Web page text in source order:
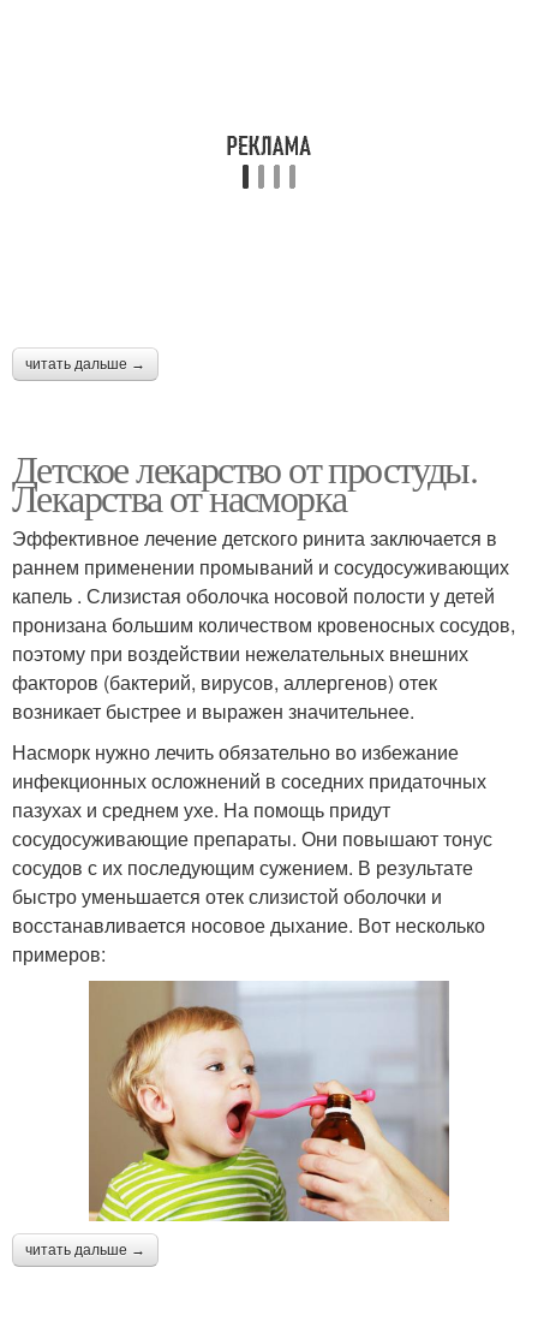
читать дальше →
Детское лекарство от простуды.
Лекарства от насморка
Эффективное лечение детского ринита заключается в
раннем применении промываний и сосудосуживающих
капель . Слизистая оболочка носовой полости у детей
пронизана большим количеством кровеносных сосудов,
поэтому при воздействии нежелательных внешних
факторов (бактерий, вирусов, аллергенов) отек
возникает быстрее и выражен значительнее.
Насморк нужно лечить обязательно во избежание
инфекционных осложнений в соседних придаточных
пазухах и среднем ухе. На помощь придут
сосудосуживающие препараты. Они повышают тонус
сосудов с их последующим сужением. В результате
быстро уменьшается отек слизистой оболочки и
восстанавливается носовое дыхание. Вот несколько
примеров:
читать дальше →